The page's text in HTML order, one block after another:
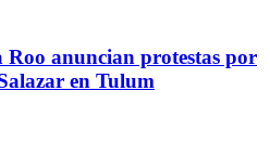
Roo anuncian protestas por
en Tulum